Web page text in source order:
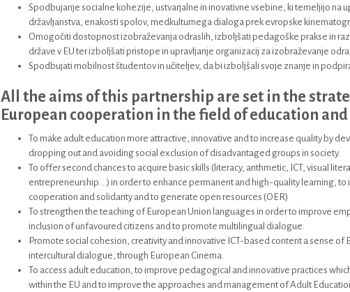
Spodbujanje socialne kohezije, ustvarjalne in inovativne vsebine, ki temeljijo na
državljanstva, enakosti spolov, medkulturnega dialoga prek evropske
Omogočiti dostopnost izobraževanja odraslih, izboljšati pedagoške prakse in
države v EU ter izboljšati pristope in upravljanje organizacij za izobraževanje
Spodbujati mobilnost študentov in učiteljev, da bi izboljšali svoje znanje in
All the aims of this partnership are set in the
European cooperation in the field of education
To make adult education more attractive, innovative and to increase quality by
dropping out and avoiding social exclusion of disadvantaged groups in society.
To offer second chances to acquire basic skills (literacy, arithmetic, ICT, visual
entrepreneurship....) in order to enhance permanent and high-quality learning,
cooperation and solidarity and to generate open resources (OER)
To strengthen the teaching of European Union languages in order to improve
inclusion of unfavoured citizens and to promote multilingual dialogue.
Promote social cohesion, creativity and innovative ICT-based content a sense
intercultural dialogue, through European Cinema.
To access adult education, to improve pedagogical and innovative practices
within the EU and to improve the approaches and management of Adult